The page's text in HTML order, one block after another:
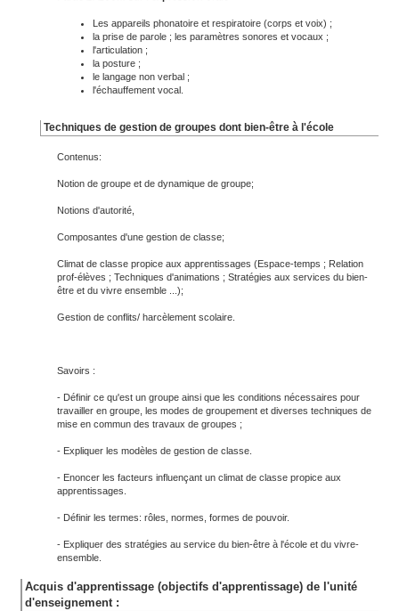
Les appareils phonatoire et respiratoire (corps et voix) ;
la prise de parole ; les paramètres sonores et vocaux ;
l'articulation ;
la posture ;
le langage non verbal ;
l'échauffement vocal.
Techniques de gestion de groupes dont bien-être à l'école
Contenus:
Notion de groupe et de dynamique de groupe;
Notions d'autorité,
Composantes d'une gestion de classe;
Climat de classe propice aux apprentissages (Espace-temps ; Relation
prof-élèves ; Techniques d'animations ; Stratégies aux services du bien-
être et du vivre ensemble ...);
Gestion de conflits/ harcèlement scolaire.
Savoirs :
- Définir ce qu'est un groupe ainsi que les conditions nécessaires pour
travailler en groupe, les modes de groupement et diverses techniques de
mise en commun des travaux de groupes ;
- Expliquer les modèles de gestion de classe.
- Enoncer les facteurs influençant un climat de classe propice aux
apprentissages.
- Définir les termes: rôles, normes, formes de pouvoir.
- Expliquer des stratégies au service du bien-être à l'école et du vivre-
ensemble.
Acquis d'apprentissage (objectifs d'apprentissage) de l'unité
d'enseignement :